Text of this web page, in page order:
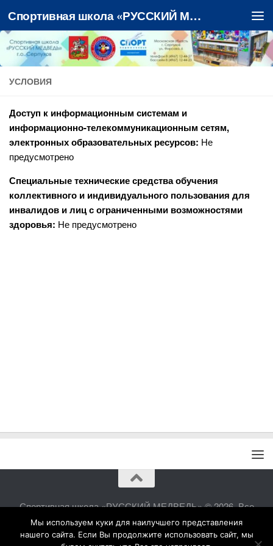
Перейти к содержимому Спортивная школа «РУССКИЙ МЕДВЕДЬ»
УСЛОВИЯ
Доступ к информационным системам и
информационно-телекоммуникационным сетям,
электронных образовательных ресурсов: Не
предусмотрено
Специальные технические средства обучения
коллективного и индивидуального пользования для
инвалидов и лиц с ограниченными возможностями
здоровья: Не предусмотрено
Спортивная школа «РУССКИЙ МЕДВЕДЬ» © 2026. Все
права защищены.
Мы используем куки для наилучшего представления
нашего сайта. Если Вы продолжите использовать сайт, мы